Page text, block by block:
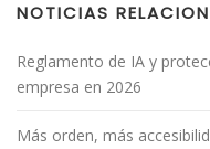
E
F
I
C
I
NOTICIAS
Reglamento de IA y
empresa en 2026
Más orden, más